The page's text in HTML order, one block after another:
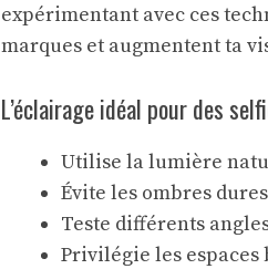
expérimentant avec ces
marques et augmentent ta
L’éclairage idéal pour des
Utilise la lumière
Évite les ombres
Teste différents
Privilégie les espaces